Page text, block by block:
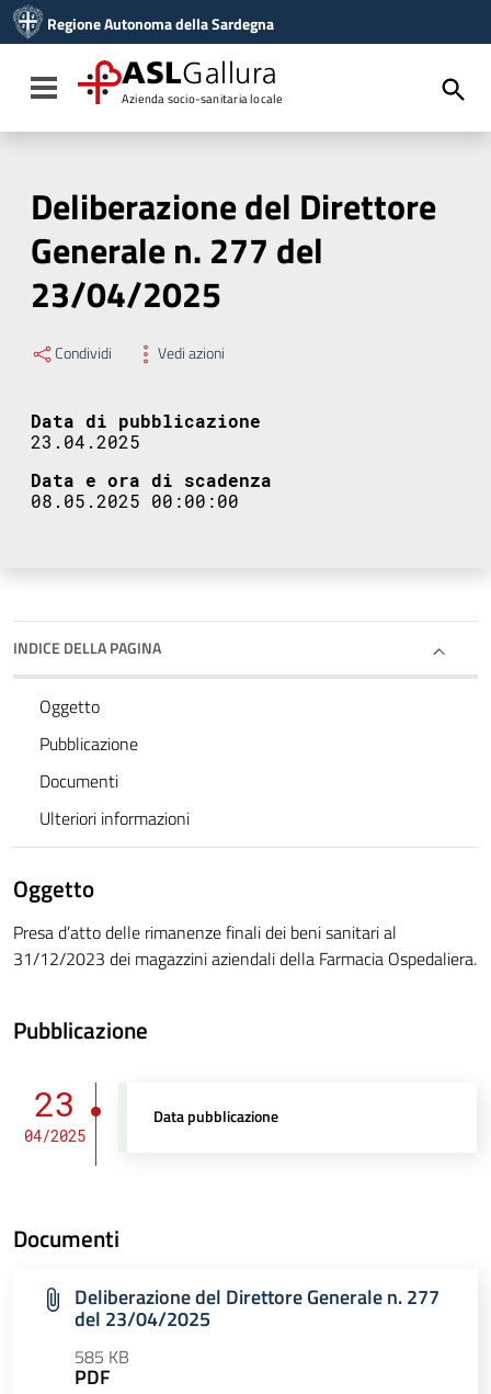
Vai al menu di navigazione
Vai al footer
Regione Autonoma della Sardegna
Toggle navigation
ASLGallura
Azienda socio-sanitaria locale
Deliberazione del Direttore
Generale n. 277 del
23/04/2025
Condividi Vedi azioni
Data di pubblicazione
23.04.2025
Data e ora di scadenza
08.05.2025 00:00:00
INDICE DELLA PAGINA
Oggetto
Pubblicazione
Documenti
Ulteriori informazioni
Oggetto
Presa d’atto delle rimanenze finali dei beni sanitari al
31/12/2023 dei magazzini aziendali della Farmacia Ospedaliera.
Pubblicazione
23
04/2025
Data pubblicazione
Documenti
Deliberazione del Direttore Generale n. 277
del 23/04/2025
585 KB
PDF